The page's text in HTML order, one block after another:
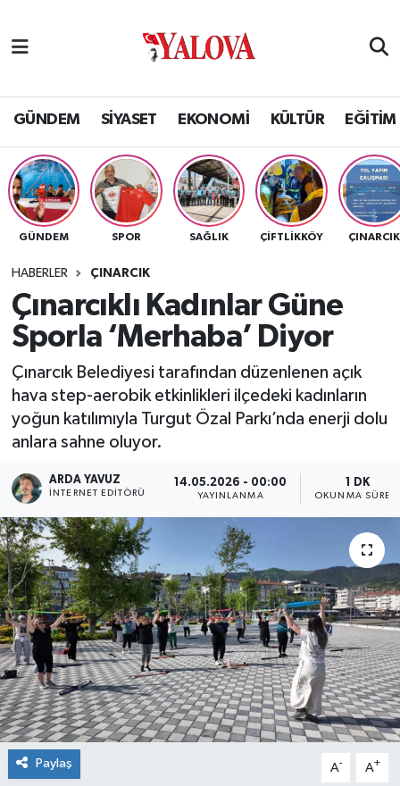
GÜNDEM SİYASET EKONOMİ KÜLTÜR EĞİTİM
GÜNDEM SPOR SAĞLIK ÇİFTLİKKÖY ÇINARCIK
HABERLER ÇINARCIK
Çınarcıklı Kadınlar Güne
Sporla ‘Merhaba’ Diyor
Çınarcık Belediyesi tarafından düzenlenen açık
hava step-aerobik etkinlikleri ilçedeki kadınların
yoğun katılımıyla Turgut Özal Parkı’nda enerji dolu
anlara sahne oluyor.
ARDA YAVUZ
İNTERNET EDITÖRÜ
14.05.2026 - 00:00
YAYINLANMA
1 DK
OKUNMA
Paylaş A- A+
SİYASET
EKONOMİ
KÜLTÜR
BİLİM VE TEKNOLOJİ
ASAYİŞ
SAĞLIK
SPOR
ULUSAL
İLÇELERİMİZ
RESMİ İLAN
Yalova Nöbetçi Eczaneler
Yalova Hava Durumu
Yalova Namaz Vakitleri
Yalova Trafik Yoğunluk Haritası
Tüm Manşetler
Son Dakika Haberleri
Haber Arşivi